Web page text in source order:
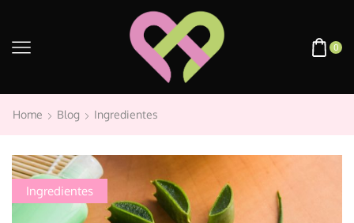
0
Home Blog Ingredientes
Ingredientes